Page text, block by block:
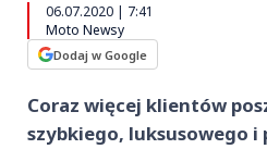
06.07.2020 | 7:41
Moto Newsy
Dodaj w Google
Coraz więcej klientów
szybkiego, luksusowego i